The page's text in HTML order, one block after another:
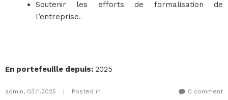
Soutenir les efforts de formalisation de
l’entreprise.
En portefeuille depuis: 2025
admin, 03.11.2025 Posted in 0 comment